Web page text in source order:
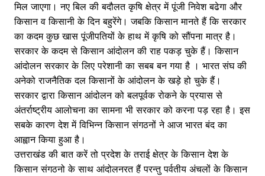
मिल जाएगा। नए बिल की बदौलत कृषि क्षेत्र में पूंजी निवेश बढेगा और
किसान व किसानी के दिन बहुरेंगे। जबकि किसान मानते हैं कि सरकार
का कदम कुछ खास पूंजीपतियों के हाथ में कृषि को सौंपना मात्र है।
सरकार के कदम से किसान आंदोलन की राह पकड़ चुके हैं। किसान
आंदोलन सरकार के लिए परेशानी का सबब बन गया है । भारत संघ की
अनेको राजनैतिक दल किसानों के आंदोलन के खड़े हो चुके हैं।
सरकार द्वारा किसान आंदोलन को बलपूर्वक रोकने के प्रयास से
अंतर्राष्ट्रीय आलोचना का सामना भी सरकार को करना पड़ रहा है। इस
सबके कारण देश में विभिन्न किसान संगठनों ने आज भारत बंद का
आह्वान किया हुआ है।
उत्तराखंड की बात करें तो प्रदेश के तराई क्षेत्र के किसान देश के
किसान संगठनो के साथ आंदोलनरत हैं परन्तु पर्वतीय अंचलों के किसान